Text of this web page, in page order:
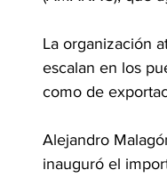
La organización
escalan en los
como de
Alejandro
inauguró el